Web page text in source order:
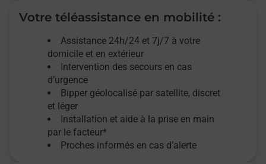
Votre téléassistance en mobilité :
Assistance 24h/24 et 7j/7 à votre
domicile et en extérieur
Intervention des secours en cas
d’urgence
Bipper géolocalisé par satellite, discret
et léger
Installation et aide à la prise en main
par le facteur*
Proches informés en cas d’alerte